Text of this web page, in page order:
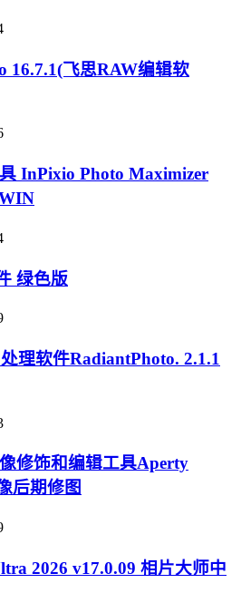
16.7.1(飞思RAW编辑软
InPixio Photo Maximizer
绿色版
理软件RadiantPhoto. 2.1.1
修饰和编辑工具Aperty
后期修图
2026 v17.0.09 相片大师中